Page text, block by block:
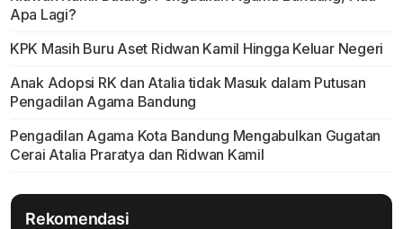
Apa Lagi?
KPK Masih Buru Aset Ridwan Kamil Hingga Keluar Negeri
Anak Adopsi RK dan Atalia tidak Masuk dalam Putusan
Pengadilan Agama Bandung
Pengadilan Agama Kota Bandung Mengabulkan Gugatan
Cerai Atalia Praratya dan Ridwan Kamil
Rekomendasi